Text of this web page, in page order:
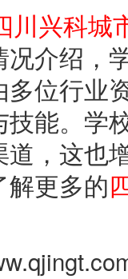
川兴科城
介绍，
位行业
能。学
，这也
解更多的